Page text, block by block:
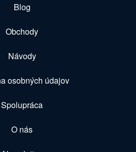
Blog
Obchody
Návody
osobných údajov
Spolupráca
O nás